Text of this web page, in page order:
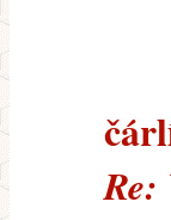
Re: